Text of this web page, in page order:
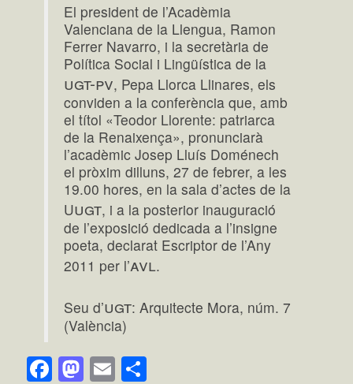
El president de l’Acadèmia
Valenciana de la Llengua, Ramon
Ferrer Navarro, i la secretària de
Política Social i Lingüística de la
ugt-pv, Pepa Llorca Llinares, els
conviden a la conferència que, amb
el títol «Teodor Llorente: patriarca
de la Renaixença», pronunciarà
l’acadèmic Josep Lluís Doménech
el pròxim dilluns, 27 de febrer, a les
19.00 hores, en la sala d’actes de la
Uugt, i a la posterior inauguració
de l’exposició dedicada a l’insigne
poeta, declarat Escriptor de l’Any
2011 per l’avl.
Seu d’ugt: Arquitecte Mora, núm. 7
(València)
Facebook
Mastodon
Email